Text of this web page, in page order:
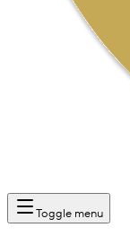
Toggle menu